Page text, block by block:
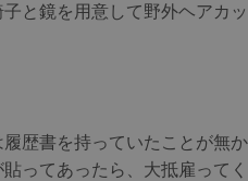
と鏡を用意して野外ヘアカッ
歴書を持っていたことが無か
ってあったら、大抵雇ってく